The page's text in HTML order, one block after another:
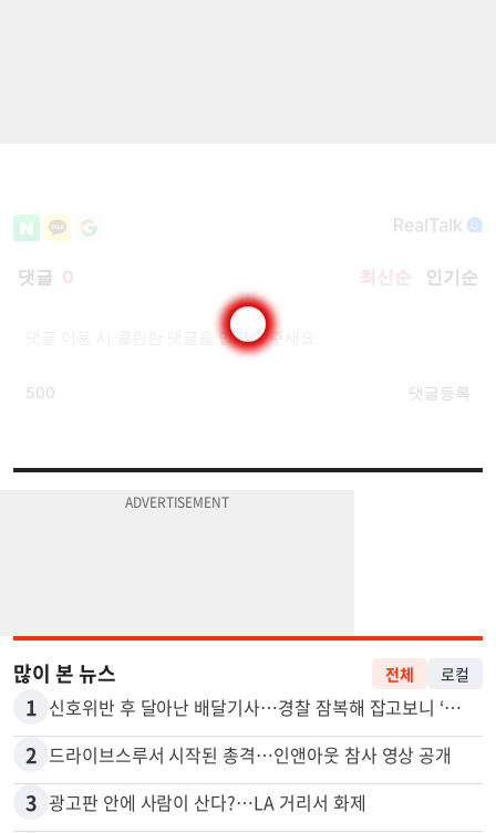
많이 본 뉴스 전체 로컬
1 신호위반 후 달아난 배달기사…경찰 잠복해 잡고보니 ‘반전’
2 드라이브스루서 시작된 총격…인앤아웃 참사 영상 공개
3 광고판 안에 사람이 산다?…LA 거리서 화제